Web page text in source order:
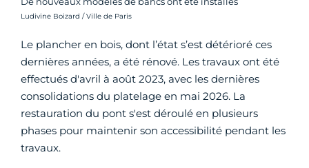
Crédit photo :
Ludivine Boizard / Ville de Paris
Le plancher en bois, dont l’état s’est détérioré ces
dernières années, a été rénové. Les travaux ont été
effectués d'avril à août 2023, avec les dernières
consolidations du platelage en mai 2026. La
restauration du pont s'est déroulé en plusieurs
phases pour maintenir son accessibilité pendant les
travaux.